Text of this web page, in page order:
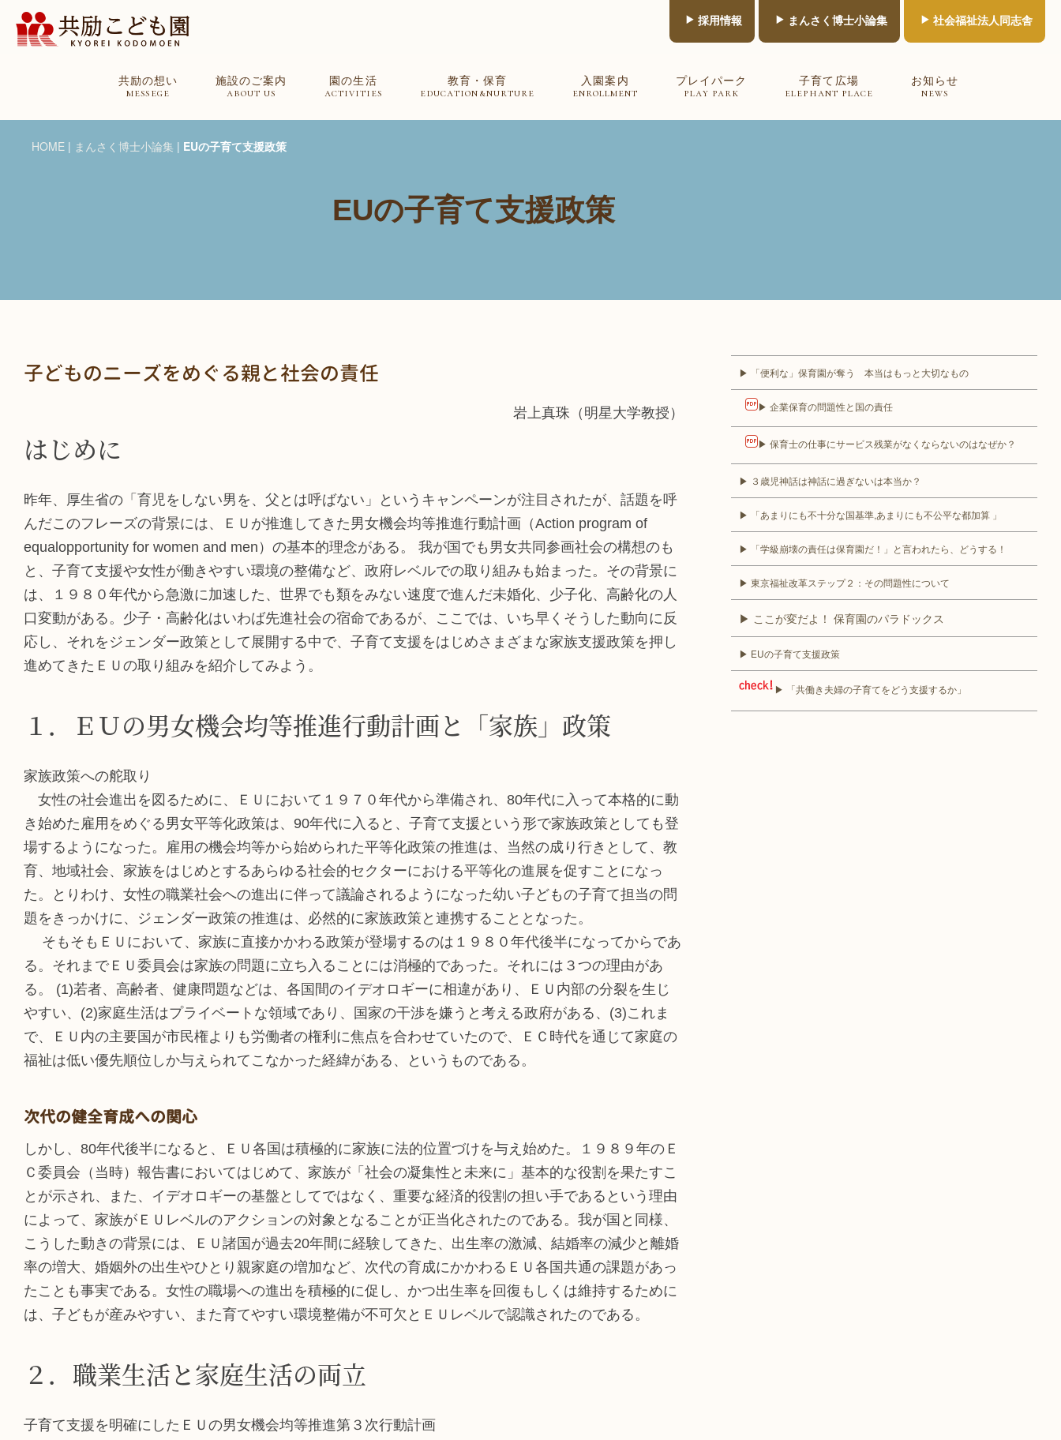
採用情報 まんさく博士小論集 社会福祉法人同志舎
共励の想い
messege
施設のご案内
about us
園の生活
activities
教育・保育
education&nurture
入園案内
enrollment
プレイパーク
play park
子育て広場
elephant place
お知らせ
news
EUの子育て支援政策
HOME | まんさく博士小論集 | EUの子育て支援政策
子どものニーズをめぐる親と社会の責任
岩上真珠（明星大学教授）
はじめに
昨年、厚生省の「育児をしない男を、父とは呼ばない」というキャンペーンが注目されたが、話題を呼
んだこのフレーズの背景には、ＥＵが推進してきた男女機会均等推進行動計画（Action program of
equalopportunity for women and men）の基本的理念がある。 我が国でも男女共同参画社会の構想のも
と、子育て支援や女性が働きやすい環境の整備など、政府レベルでの取り組みも始まった。その背景に
は、１９８０年代から急激に加速した、世界でも類をみない速度で進んだ未婚化、少子化、高齢化の人
口変動がある。少子・高齢化はいわば先進社会の宿命であるが、ここでは、いち早くそうした動向に反
応し、それをジェンダー政策として展開する中で、子育て支援をはじめさまざまな家族支援政策を押し
進めてきたＥＵの取り組みを紹介してみよう。
１．ＥＵの男女機会均等推進行動計画と「家族」政策
家族政策への舵取り
女性の社会進出を図るために、ＥＵにおいて１９７０年代から準備され、80年代に入って本格的に動
き始めた雇用をめぐる男女平等化政策は、90年代に入ると、子育て支援という形で家族政策としても登
場するようになった。雇用の機会均等から始められた平等化政策の推進は、当然の成り行きとして、教
育、地域社会、家族をはじめとするあらゆる社会的セクターにおける平等化の進展を促すことになっ
た。とりわけ、女性の職業社会への進出に伴って議論されるようになった幼い子どもの子育て担当の問
題をきっかけに、ジェンダー政策の推進は、必然的に家族政策と連携することとなった。
そもそもＥＵにおいて、家族に直接かかわる政策が登場するのは１９８０年代後半になってからであ
る。それまでＥＵ委員会は家族の問題に立ち入ることには消極的であった。それには３つの理由があ
る。 (1)若者、高齢者、健康問題などは、各国間のイデオロギーに相違があり、ＥＵ内部の分裂を生じ
やすい、(2)家庭生活はプライベートな領域であり、国家の干渉を嫌うと考える政府がある、(3)これま
で、ＥＵ内の主要国が市民権よりも労働者の権利に焦点を合わせていたので、ＥＣ時代を通じて家庭の
福祉は低い優先順位しか与えられてこなかった経緯がある、というものである。
次代の健全育成への関心
しかし、80年代後半になると、ＥＵ各国は積極的に家族に法的位置づけを与え始めた。１９８９年のＥ
Ｃ委員会（当時）報告書においてはじめて、家族が「社会の凝集性と未来に」基本的な役割を果たすこ
とが示され、また、イデオロギーの基盤としてではなく、重要な経済的役割の担い手であるという理由
によって、家族がＥＵレベルのアクションの対象となることが正当化されたのである。我が国と同様、
こうした動きの背景には、ＥＵ諸国が過去20年間に経験してきた、出生率の激減、結婚率の減少と離婚
率の増大、婚姻外の出生やひとり親家庭の増加など、次代の育成にかかわるＥＵ各国共通の課題があっ
たことも事実である。女性の職場への進出を積極的に促し、かつ出生率を回復もしくは維持するために
は、子どもが産みやすい、また育てやすい環境整備が不可欠とＥＵレベルで認識されたのである。
２．職業生活と家庭生活の両立
子育て支援を明確にしたＥＵの男女機会均等推進第３次行動計画
▶ 「便利な」保育園が奪う 本当はもっと大切なもの
▶ 企業保育の問題性と国の責任
▶ 保育士の仕事にサービス残業がなくならないのはなぜか？
▶ ３歳児神話は神話に過ぎないは本当か？
▶ 「あまりにも不十分な国基準,あまりにも不公平な都加算 」
▶ 「学級崩壊の責任は保育園だ！」と言われたら、どうする！
▶ 東京福祉改革ステップ２：その問題性について
▶ ここが変だよ！ 保育園のパラドックス
▶ EUの子育て支援政策
▶ 「共働き夫婦の子育てをどう支援するか」